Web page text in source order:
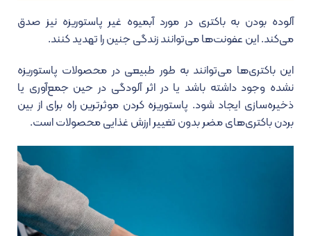
آلوده بودن به باکتری در مورد آبمیوه غیر پاستوریزه نیز صدق
می‌کند. این عفونت‌ها می‌توانند زندگی جنین را تهدید کنند.
این باکتری‌ها می‌توانند به طور طبیعی در محصولات پاستوریزه
نشده وجود داشته باشد یا در اثر آلودگی در حین جمع‌آوری یا
ذخیره‌سازی ایجاد شود. پاستوریزه کردن موثرترین راه برای از بین
بردن باکتری‌های مضر بدون تغییر ارزش غذایی محصولات است.